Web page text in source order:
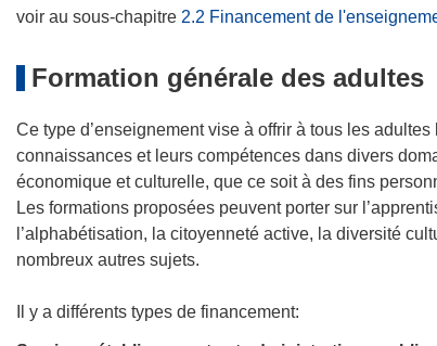
voir au sous-chapitre 2.2 Financement de
Formation générale des adultes
Ce type d’enseignement vise à offrir à tous les
connaissances et leurs compétences dans divers
économique et culturelle, que ce soit à des fins
Les formations proposées peuvent porter sur
l’alphabétisation, la citoyenneté active, la diversité
nombreux autres sujets.
Il y a différents types de financement: